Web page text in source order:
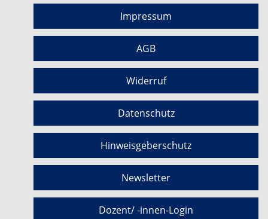
Impressum
AGB
Widerruf
Datenschutz
Hinweisgeberschutz
Newsletter
Dozent/ -innen-Login